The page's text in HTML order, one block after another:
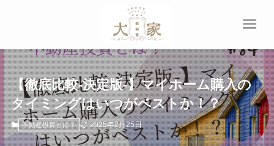
【徹底比較-決定版-】マイホーム購入の
タイミングはいつがベストか！？
不動産投資とは？ 2025年2月25日